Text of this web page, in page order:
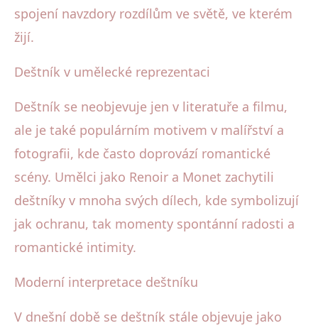
spojení navzdory rozdílům ve světě, ve kterém
žijí.
Deštník v umělecké reprezentaci
Deštník se neobjevuje jen v literatuře a filmu,
ale je také populárním motivem v malířství a
fotografii, kde často doprovází romantické
scény. Umělci jako Renoir a Monet zachytili
deštníky v mnoha svých dílech, kde symbolizují
jak ochranu, tak momenty spontánní radosti a
romantické intimity.
Moderní interpretace deštníku
V dnešní době se deštník stále objevuje jako